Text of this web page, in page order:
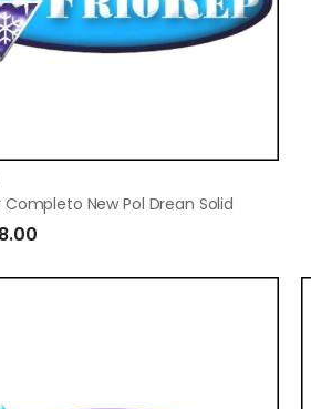
Completo New Pol Drean Solid